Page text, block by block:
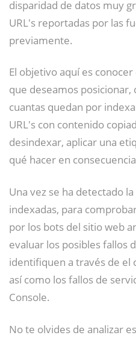
disparidad de datos muy
URL's reportadas por las
previamente.
El objetivo aquí es
que deseamos posicionar,
cuantas quedan por
URL's con contenido
desindexar, aplicar una
qué hacer en
Una vez se ha detectado
indexadas, para
por los bots del sitio web
evaluar los posibles fallos
identifiquen a través de el
así como los fallos de
Console.
No te olvides de analizar